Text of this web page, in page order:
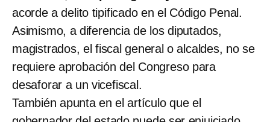
acorde a delito tipificado en el Código Penal.
Asimismo, a diferencia de los diputados,
magistrados, el fiscal general o alcaldes, no se
requiere aprobación del Congreso para
desaforar a un vicefiscal.
También apunta en el artículo que el